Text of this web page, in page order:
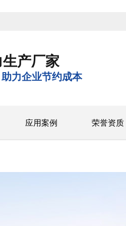
产厂家
力企业节约成本
应用案例 荣誉资质